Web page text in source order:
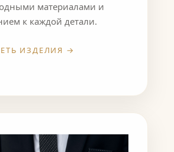
материалами и
к каждой детали.
ИЗДЕЛИЯ →